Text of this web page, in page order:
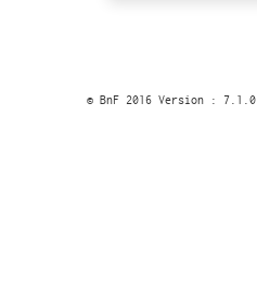
© BnF 2016 Version : 7.1.0